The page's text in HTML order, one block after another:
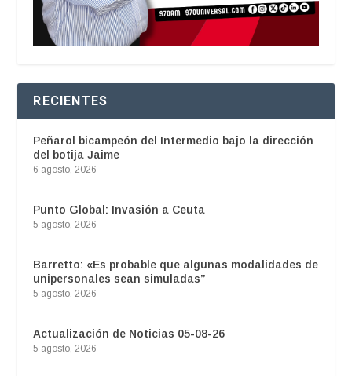
RECIENTES
Peñarol bicampeón del Intermedio bajo la dirección
del botija Jaime
6 agosto, 2026
Punto Global: Invasión a Ceuta
5 agosto, 2026
Barretto: «Es probable que algunas modalidades de
unipersonales sean simuladas”
5 agosto, 2026
Actualización de Noticias 05-08-26
5 agosto, 2026